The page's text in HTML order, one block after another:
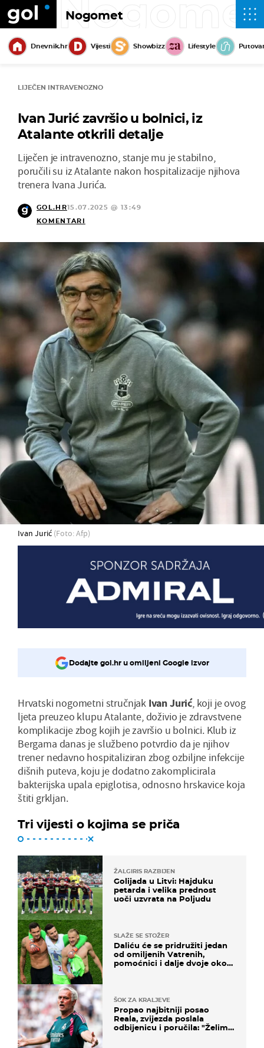
Nogomet
Dnevnik.hr Vijesti Showbizz Lifestyle
LIJEČEN INTRAVENOZNO
Ivan Jurić završio u bolnici, iz
Atalante otkrili detalje
Liječen je intravenozno, stanje mu je stabilno,
poručili su iz Atalante nakon hospitalizacije njihova
trenera Ivana Jurića.
GOL.HR15.07.2025 @ 13:49
KOMENTARI
Ivan Jurić (Foto: Afp)
Dodajte gol.hr u omiljeni Google izvor
Hrvatski nogometni stručnjak IvanJurić, koji je ovog
ljeta preuzeo klupu Atalante, doživio je zdravstvene
komplikacije zbog kojih je završio u bolnici. Klub iz
Bergama danas je službeno potvrdio da je njihov
trener nedavno hospitaliziran zbog ozbiljne infekcije
dišnih puteva, koju je dodatno zakomplicirala
bakterijska upala epiglotisa, odnosno hrskavice koja
štiti grkljan.
Tri vijesti o kojima se priča
ŽALGIRIS RAZBIJEN
Golijada u Litvi: Hajduku
petarda i velika prednost
uoči uzvrata na Poljudu
SLAŽE SE STOŽER
Daliću će se pridružiti jedan
od omiljenih Vatrenih,
pomoćnici i dalje dvoje oko
ŠOK ZA KRALJEVE
Propao najbitniji posao
Reala, zvijezda poslala
odbijenicu i poručila: "Želim